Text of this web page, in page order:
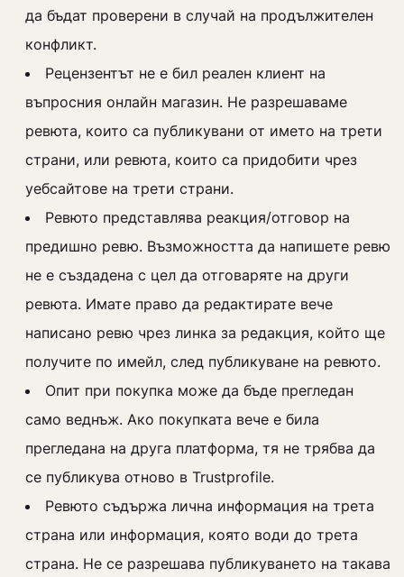
да бъдат проверени в случай на продължителен
конфликт.
Рецензентът не е бил реален клиент на
въпросния онлайн магазин. Не разрешаваме
ревюта, които са публикувани от името на трети
страни, или ревюта, които са придобити чрез
уебсайтове на трети страни.
Ревюто представлява реакция/отговор на
предишно ревю. Възможността да напишете ревю
не е създадена с цел да отговаряте на други
ревюта. Имате право да редактирате вече
написано ревю чрез линка за редакция, който ще
получите по имейл, след публикуване на ревюто.
Опит при покупка може да бъде прегледан
само веднъж. Ако покупката вече е била
прегледана на друга платформа, тя не трябва да
се публикува отново в Trustprofile.
Ревюто съдържа лична информация на трета
страна или информация, която води до трета
страна. Не се разрешава публикуването на такава